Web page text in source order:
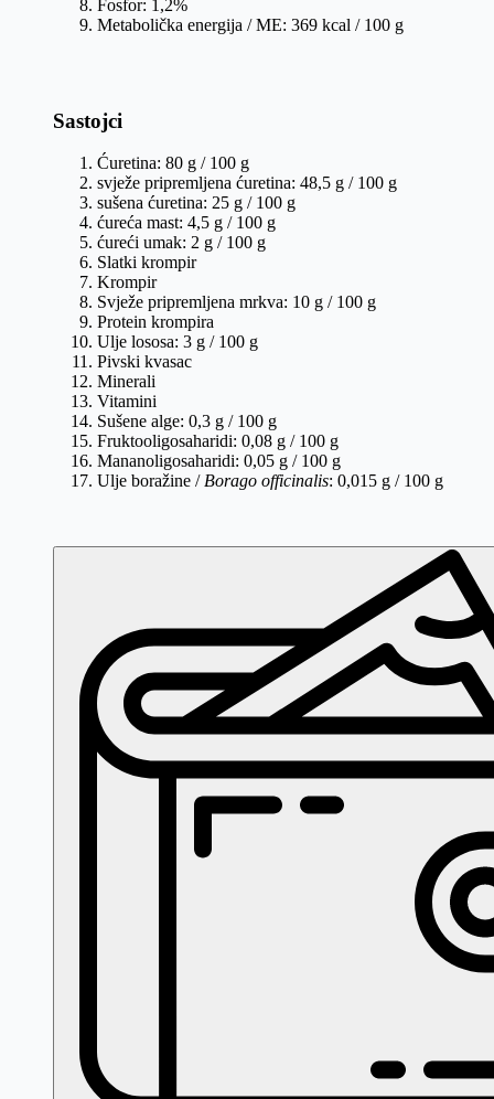
Fosfor: 1,2%
Metabolička energija / ME: 369 kcal / 100 g
Sastojci
Ćuretina: 80 g / 100 g
svježe pripremljena ćuretina: 48,5 g / 100 g
sušena ćuretina: 25 g / 100 g
ćureća mast: 4,5 g / 100 g
ćureći umak: 2 g / 100 g
Slatki krompir
Krompir
Svježe pripremljena mrkva: 10 g / 100 g
Protein krompira
Ulje lososa: 3 g / 100 g
Pivski kvasac
Minerali
Vitamini
Sušene alge: 0,3 g / 100 g
Fruktooligosaharidi: 0,08 g / 100 g
Mananoligosaharidi: 0,05 g / 100 g
Ulje boražine /Borago officinalis: 0,015 g / 100 g